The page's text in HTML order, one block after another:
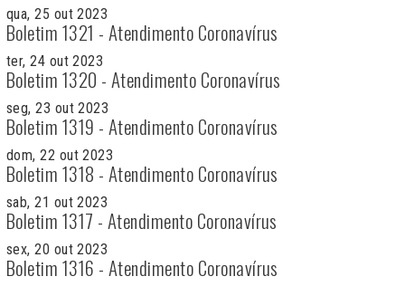
qua, 25 out 2023
Boletim 1321 - Atendimento Coronavírus
ter, 24 out 2023
Boletim 1320 - Atendimento Coronavírus
seg, 23 out 2023
Boletim 1319 - Atendimento Coronavírus
dom, 22 out 2023
Boletim 1318 - Atendimento Coronavírus
sab, 21 out 2023
Boletim 1317 - Atendimento Coronavírus
sex, 20 out 2023
Boletim 1316 - Atendimento Coronavírus